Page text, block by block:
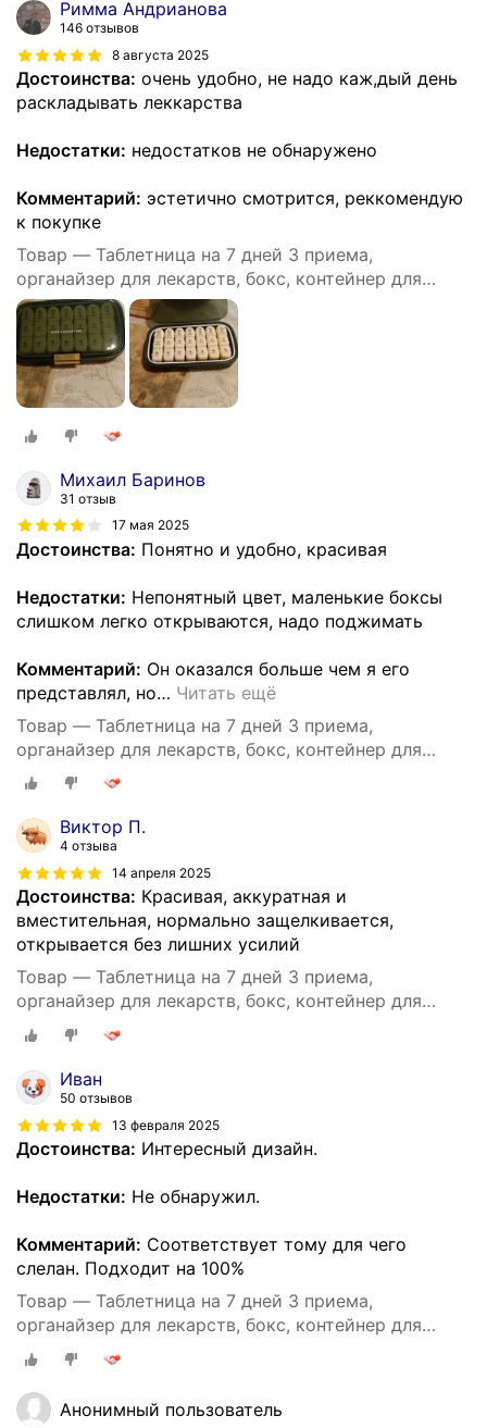
Римма Андрианова
146 отзывов
8 августа 2025
Достоинства: очень удобно, не надо каж,дый день
раскладывать леккарства
Недостатки: недостатков не обнаружено
Комментарий: эстетично смотрится, реккомендую
к покупке
Товар — Таблетница на 7 дней 3 приема,
органайзер для лекарств, бокс, контейнер для
таблеток, большая, на каждый день
Михаил Баринов
31 отзыв
17 мая 2025
Достоинства: Понятно и удобно, красивая
Недостатки: Непонятный цвет, маленькие боксы
слишком легко открываются, надо поджимать
Комментарий: Он оказался больше чем я его
представлял, но… Читать ещё
Товар — Таблетница на 7 дней 3 приема,
органайзер для лекарств, бокс, контейнер для
таблеток, большая, на каждый день
Виктор П.
4 отзыва
14 апреля 2025
Достоинства: Красивая, аккуратная и
вместительная, нормально защелкивается,
открывается без лишних усилий
Товар — Таблетница на 7 дней 3 приема,
органайзер для лекарств, бокс, контейнер для
таблеток, большая, на каждый день
Иван
50 отзывов
13 февраля 2025
Достоинства: Интересный дизайн.
Недостатки: Не обнаружил.
Комментарий: Соответствует тому для чего
слелан. Подходит на 100%
Товар — Таблетница на 7 дней 3 приема,
органайзер для лекарств, бокс, контейнер для
таблеток, большая, на каждый день
Анонимный пользователь